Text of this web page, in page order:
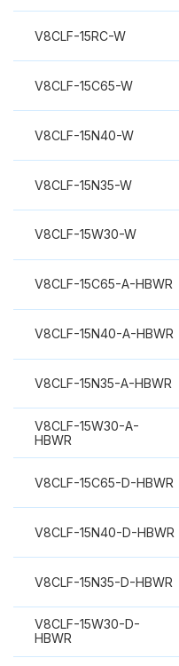
V8CLF-15RC-W
V8CLF-15C65-W
V8CLF-15N40-W
V8CLF-15N35-W
V8CLF-15W30-W
V8CLF-15C65-A-HBWR
V8CLF-15N40-A-HBWR
V8CLF-15N35-A-HBWR
V8CLF-15W30-A-
HBWR
V8CLF-15C65-D-HBWR
V8CLF-15N40-D-HBWR
V8CLF-15N35-D-HBWR
V8CLF-15W30-D-
HBWR